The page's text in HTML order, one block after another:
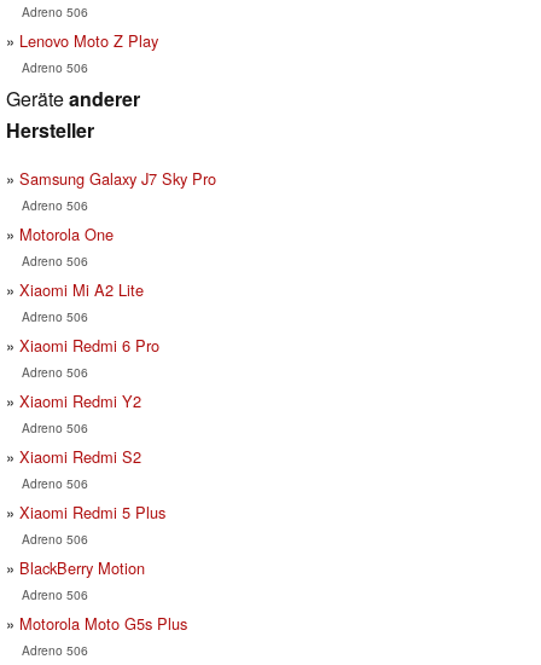
Adreno 506
Lenovo Moto Z Play
Adreno 506
Geräteanderer
Hersteller
Samsung Galaxy J7 Sky Pro
Adreno 506
Motorola One
Adreno 506
Xiaomi Mi A2 Lite
Adreno 506
Xiaomi Redmi 6 Pro
Adreno 506
Xiaomi Redmi Y2
Adreno 506
Xiaomi Redmi S2
Adreno 506
Xiaomi Redmi 5 Plus
Adreno 506
BlackBerry Motion
Adreno 506
Motorola Moto G5s Plus
Adreno 506